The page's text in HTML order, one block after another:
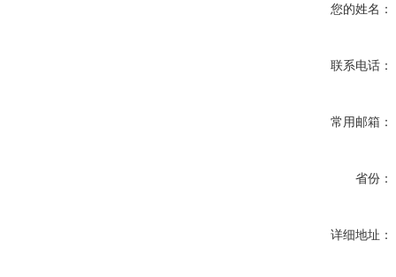
您的姓名：
联系电话：
常用邮箱：
省份：
详细地址：